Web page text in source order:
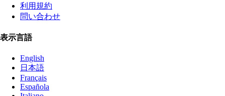
利用規約
問い合わせ
表示言語
English
日本語
Français
Española